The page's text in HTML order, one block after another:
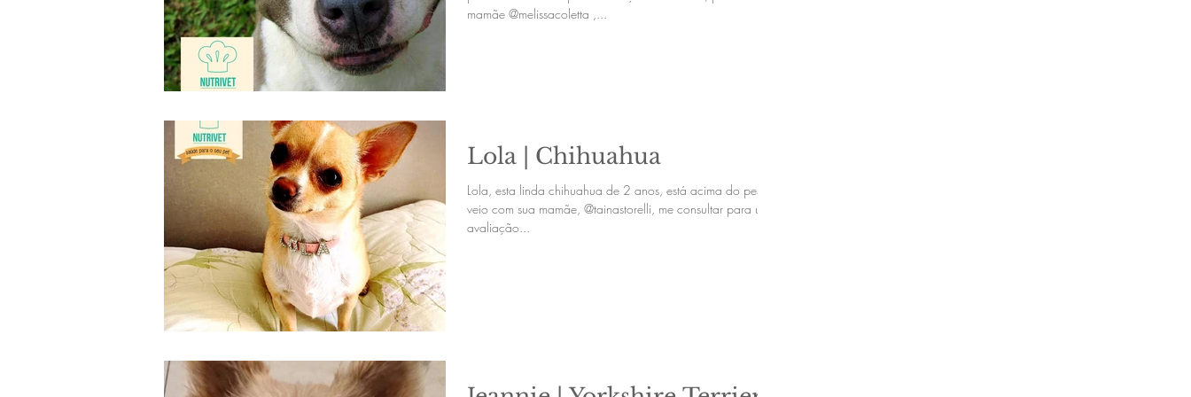
mamãe @melissacoletta ,...
Lola | Chihuahua
Lola, esta linda chihuahua de 2 anos, está acima do peso e
veio com sua mamãe, @tainastorelli, me consultar para uma
avaliação...